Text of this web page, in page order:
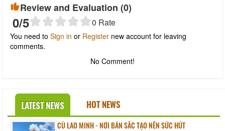
Review and Evaluation (0)
0/5 0 Rate
You need to Sign in or Register new account for leaving
comments.
No Comment!
LATEST NEWS HOT NEWS
CÙ LAO MINH - NƠI BẢN SẮC TẠO NÊN SỨC HÚT